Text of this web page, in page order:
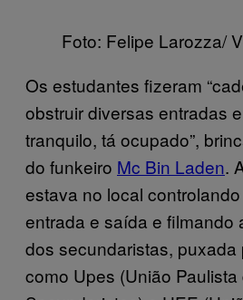
Foto: Felipe Larozza/
Os estudantes fizeram
obstruir diversas entradas
tranquilo, tá ocupado”,
do funkeiro Mc Bin Laden.
estava no local
entrada e saída e filmando
dos secundaristas, puxada
como Upes (União